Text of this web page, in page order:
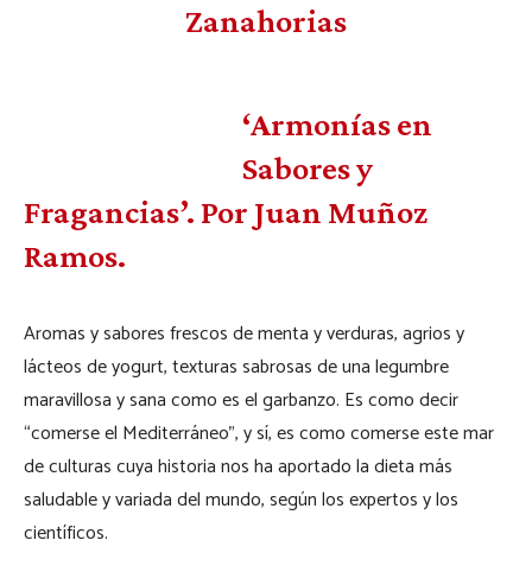
Zanahorias
‘Armonías en
Sabores y
Fragancias’. Por Juan Muñoz
Ramos.
Aromas y sabores frescos de menta y verduras, agrios y
lácteos de yogurt, texturas sabrosas de una legumbre
maravillosa y sana como es el garbanzo. Es como decir
“comerse el Mediterráneo”, y sí, es como comerse este mar
de culturas cuya historia nos ha aportado la dieta más
saludable y variada del mundo, según los expertos y los
científicos.